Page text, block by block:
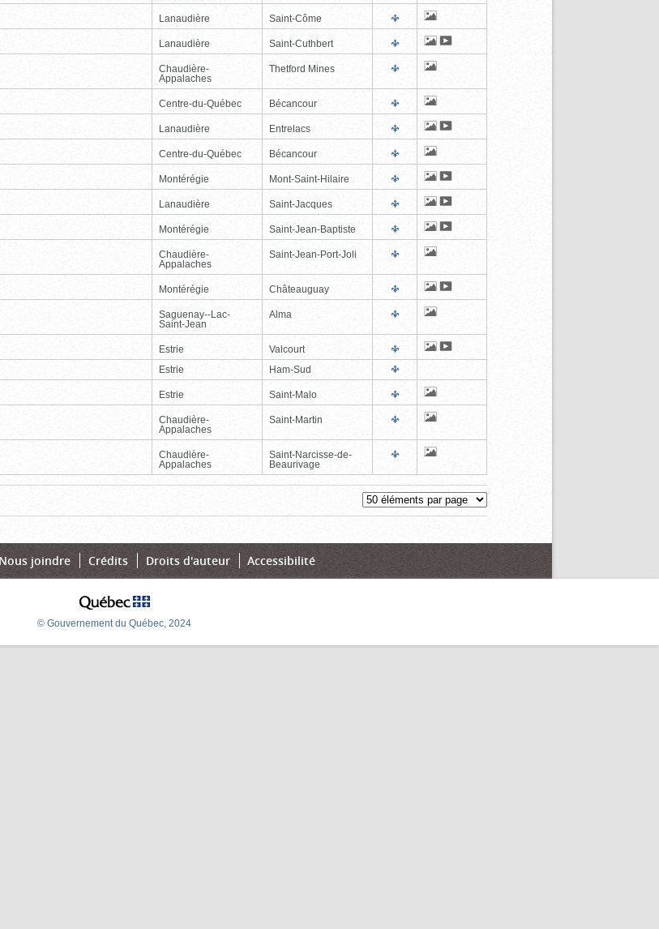
Lanaudière Saint-Côme
Lanaudière Saint-Cuthbert
Chaudière-
Appalaches
Thetford Mines
Centre-du-Québec Bécancour
Lanaudière Entrelacs
Centre-du-Québec Bécancour
Montérégie Mont-Saint-Hilaire
Lanaudière Saint-Jacques
Montérégie Saint-Jean-Baptiste
Chaudière-
Appalaches
Saint-Jean-Port-Joli
Montérégie Châteauguay
Saguenay--Lac-
Saint-Jean
Alma
Estrie
Valcourt
Estrie Ham-Sud
Estrie Saint-Malo
Chaudière-
Appalaches
Saint-Martin
Chaudière-
Appalaches
Saint-Narcisse-de-
Beaurivage
Nous joindre Crédits Droits d'auteur Accessibilité
© Gouvernement du Québec, 2024